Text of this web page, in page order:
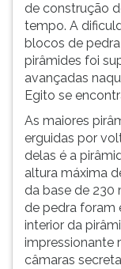
de construção
tempo. A
blocos de
pirâmides foi
avançadas
Egito se
As maiores
erguidas por
delas é a
altura máxima
da base de 230
de pedra foram
interior da
impressionante
câmaras